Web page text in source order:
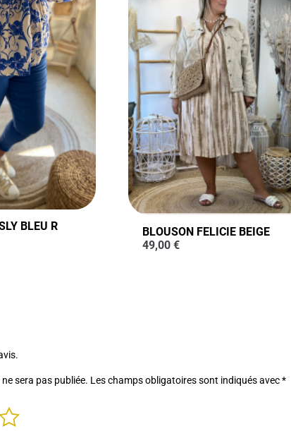
BLEU R
BLOUSON FELICIE BEIGE
49,00€
sera pas publiée. Les champs obligatoires sont indiqués avec*